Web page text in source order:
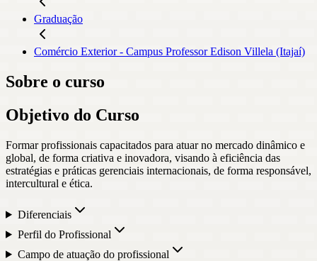
Graduação
Comércio Exterior - Campus Professor Edison Villela (Itajaí)
Sobre o curso
Objetivo do Curso
Formar profissionais capacitados para atuar no mercado dinâmico e
global, de forma criativa e inovadora, visando à eficiência das
estratégias e práticas gerenciais internacionais, de forma responsável,
intercultural e ética.
Diferenciais
Perfil do Profissional
Campo de atuação do profissional